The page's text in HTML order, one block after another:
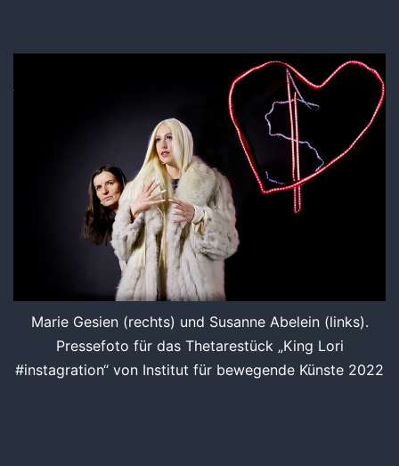
Marie Gesien (rechts) und Susanne Abelein (links).
Pressefoto für das Thetarestück „King Lori
#instagration“ von Institut für bewegende Künste 2022